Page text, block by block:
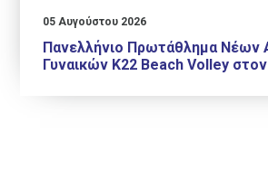
05 Αυγούστου 2026
Πανελλήνιο Πρωτάθλημα Νέων
Γυναικών Κ22 Beach Volley